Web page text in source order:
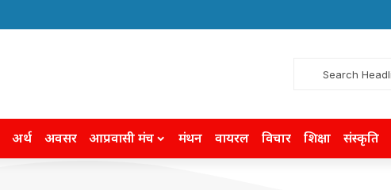
अर्थ अवसर आप्रवासी मंच मंथन वायरल विचार शिक्षा संस्कृति